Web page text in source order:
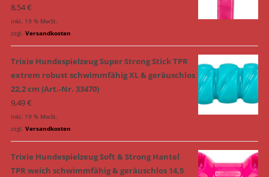
8,54€
inkl. 19 % MwSt.
zzgl. Versandkosten
Trixie Hundespielzeug Super Strong Stick TPR
extrem robust schwimmfähig XL & geräuschlos
22,2 cm (Art.-Nr. 33470)
9,49€
inkl. 19 % MwSt.
zzgl. Versandkosten
Trixie Hundespielzeug Soft & Strong Hantel
TPR weich schwimmfähig & geräuschlos 14,5